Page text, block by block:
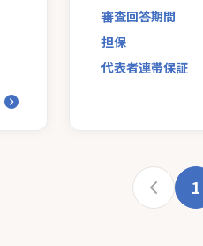
審査回答期間
担保
代表者連帯保証
1